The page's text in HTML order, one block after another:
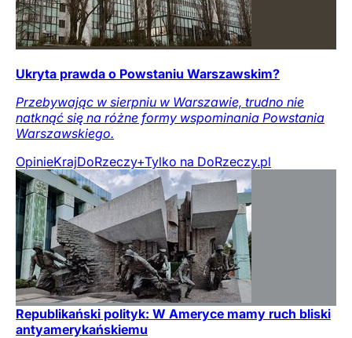
Ukryta prawda o Powstaniu Warszawskim?
Przebywając w sierpniu w Warszawie, trudno nie
natknąć się na różne formy wspominania Powstania
Warszawskiego.
OpinieKrajDoRzeczy+Tylko na DoRzeczy.pl
Republikański polityk: W Ameryce mamy ruch bliski
antyamerykańskiemu